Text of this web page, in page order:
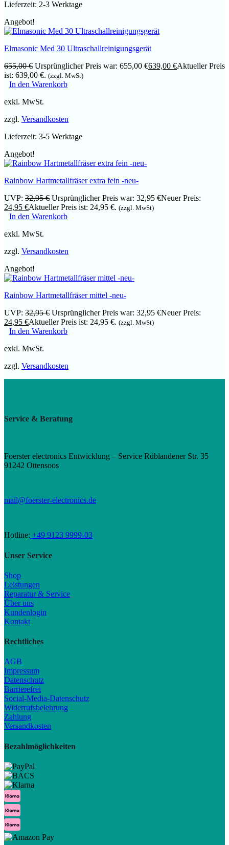
Lieferzeit: 2-3 Werktage
Angebot!
Elmasonic Med 30 Ultraschallreinigungsgerät
655,00€ Ursprünglicher Preis war: 655,00 €639,00 €Aktueller Preis
ist: 639,00 €. (zzgl. MwSt)
In den Warenkorb
exkl. MwSt.
zzgl. Versandkosten
Lieferzeit: 3-5 Werktage
Angebot!
Rainbow Hartmetallfräser extra fein -neu-
UVP: 32,95€ Ursprünglicher Preis war: 32,95 €Neuer Preis:
24,95 €Aktueller Preis ist: 24,95 €. (zzgl. MwSt)
In den Warenkorb
exkl. MwSt.
zzgl. Versandkosten
Angebot!
Rainbow Hartmetallfräser mittel -neu-
UVP: 32,95€ Ursprünglicher Preis war: 32,95 €Neuer Preis:
24,95 €Aktueller Preis ist: 24,95 €. (zzgl. MwSt)
In den Warenkorb
exkl. MwSt.
zzgl. Versandkosten
Service & Beratung
Foerster electronics Entwicklung – Service Rüblandener Str. 35
91242 Ottensoos
mail@foerster-electronics.de
Hotline: +49 9123 9999-03
Unser Service
Shop
Leistungen
Reparatur & Service
Über uns
Kundenlogin
Kontakt
Rechtliches
AGB
Impressum
Datenschutz
Barrierefrei
Social-Media-Datenschutz
Widerrufsbelehrung
Zahlung
Versandkosten
Bezahlmöglichkeiten